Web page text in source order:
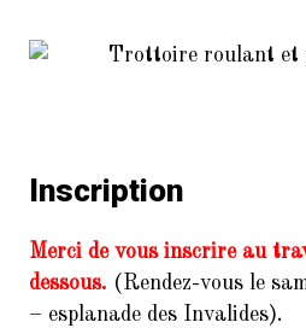
Inscription
Merci de vous inscrire au
dessous. (Rendez-vous le
– esplanade des Invalides).